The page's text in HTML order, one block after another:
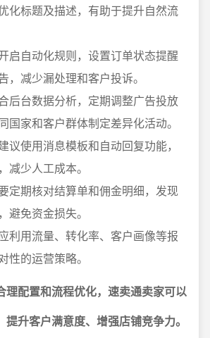
化标题及描述，有助于提升自然流
启自动化规则，设置订单状态提醒
，减少漏处理和客户投诉。
后台数据分析，定期调整广告投放
国家和客户群体制定差异化活动。
议使用消息模板和自动回复功能，
减少人工成本。
定期核对结算单和佣金明细，发现
避免资金损失。
利用流量、转化率、客户画像等报
性的运营策略。
理配置和流程优化，速卖通卖家可以
升客户满意度、增强店铺竞争力。